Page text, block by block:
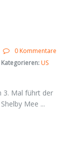
0 Kommentare
Kategorieren:US
3. Mal führt der
Mee ...